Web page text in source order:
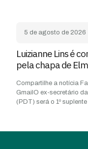
5 de agosto de 2026
Luizianne Lins é
pela chapa de
Compartilhe a notícia
GmailO ex-secretário
(PDT) será o 1º